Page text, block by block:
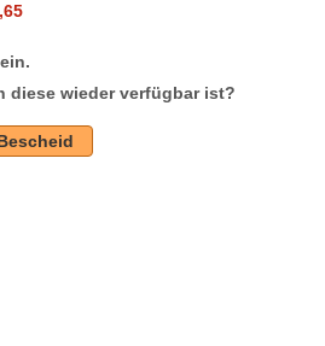
diese wieder verfügbar ist?